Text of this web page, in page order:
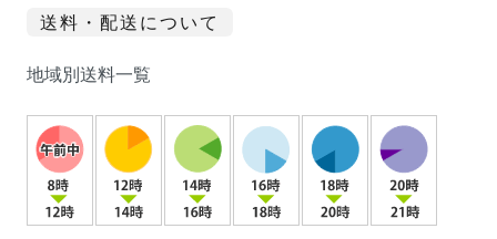
送料・配送について
地域別送料一覧